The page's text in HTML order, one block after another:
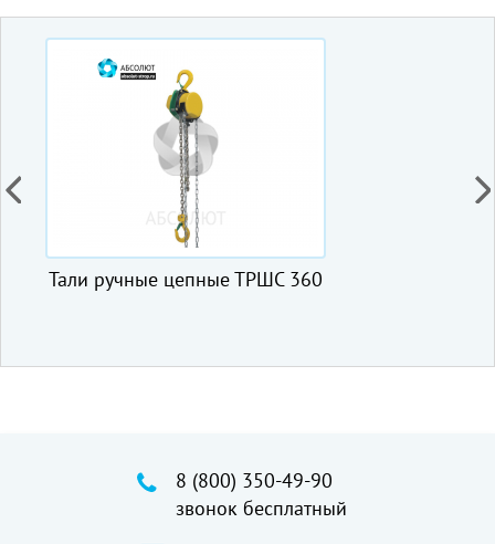
Тали ручные цепные ТРШС 360
8 (800) 350-49-90
звонок бесплатный